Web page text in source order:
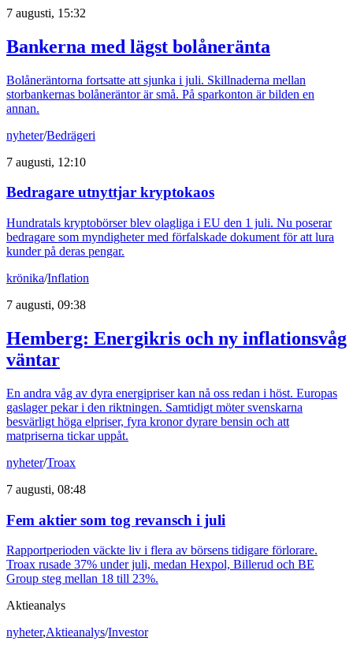
7 augusti, 15:32
Bankerna med lägst bolåneränta
Bolåneräntorna fortsatte att sjunka i juli. Skillnaderna mellan
storbankernas bolåneräntor är små. På sparkonton är bilden en
annan.
nyheter/Bedrägeri
7 augusti, 12:10
Bedragare utnyttjar kryptokaos
Hundratals kryptobörser blev olagliga i EU den 1 juli. Nu poserar
bedragare som myndigheter med förfalskade dokument för att lura
kunder på deras pengar.
krönika/Inflation
7 augusti, 09:38
Hemberg: Energikris och ny inflationsvåg
väntar
En andra våg av dyra energipriser kan nå oss redan i höst. Europas
gaslager pekar i den riktningen. Samtidigt möter svenskarna
besvärligt höga elpriser, fyra kronor dyrare bensin och att
matpriserna tickar uppåt.
nyheter/Troax
7 augusti, 08:48
Fem aktier som tog revansch i juli
Rapportperioden väckte liv i flera av börsens tidigare förlorare.
Troax rusade 37% under juli, medan Hexpol, Billerud och BE
Group steg mellan 18 till 23%.
Aktieanalys
nyheter,Aktieanalys/Investor